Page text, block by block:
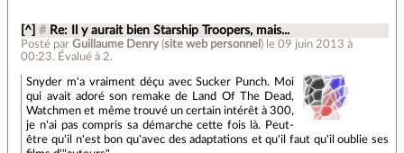
[^] # Re: Il y aurait bien Starship Troopers, mais...
Posté parGuillaume Denry (site web personnel ) le 09 juin 2013 à
00:23. Évalué à 2.
Snyder m'a vraiment déçu avec Sucker Punch. Moi
qui avait adoré son remake de Land Of The Dead,
Watchmen et même trouvé un certain intérêt à 300,
je n'ai pas compris sa démarche cette fois là. Peut-
être qu'il n'est bon qu'avec des adaptations et qu'il faut qu'il oublie ses